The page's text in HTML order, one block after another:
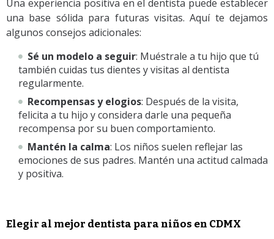
Una experiencia positiva en el dentista puede establecer
una base sólida para futuras visitas. Aquí te dejamos
algunos consejos adicionales:
Sé un modelo a seguir: Muéstrale a tu hijo que tú
también cuidas tus dientes y visitas al dentista
regularmente.
Recompensas y elogios: Después de la visita,
felicita a tu hijo y considera darle una pequeña
recompensa por su buen comportamiento.
Mantén la calma: Los niños suelen reflejar las
emociones de sus padres. Mantén una actitud calmada
y positiva.
Elegir al mejor dentista para niños en CDMX